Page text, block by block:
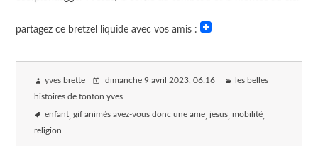
partagez ce bretzel liquide avec vos amis :
yves brette dimanche 9 avril 2023, 06:16 les belles
histoires de tonton yves
enfant gif animés avez-vous donc une ame jesus mobilité
religion